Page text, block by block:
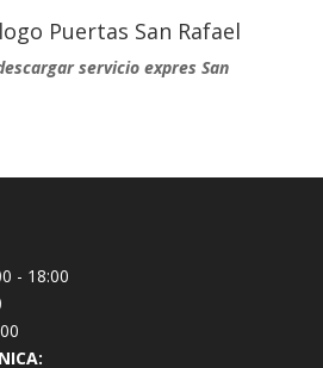
Puertas San Rafael
servicio expres San
- 18:00